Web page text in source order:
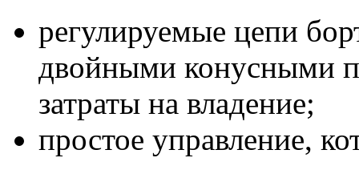
регулируемые цепи
двойными конусными
затраты на владение;
простое управление,